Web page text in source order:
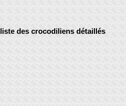
des crocodiliens détaillés